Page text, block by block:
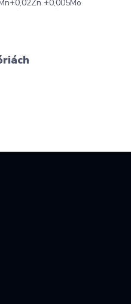
+0,005Mo